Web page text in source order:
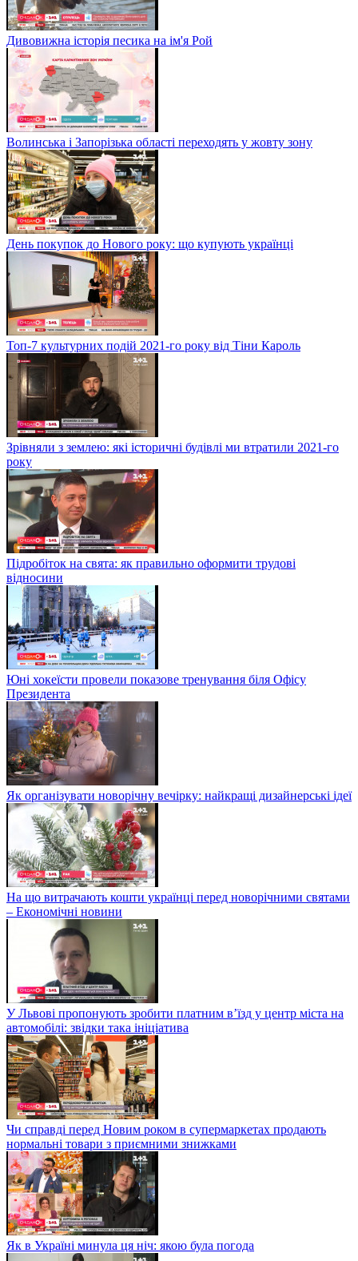
Дивовижна історія песика на ім'я Рой
Волинська і Запорізька області переходять у жовту зону
День покупок до Нового року: що купують українці
Топ-7 культурних подій 2021-го року від Тіни Кароль
Зрівняли з землею: які історичні будівлі ми втратили 2021-го
року
Підробіток на свята: як правильно оформити трудові
відносини
Юні хокеїсти провели показове тренування біля Офісу
Президента
Як організувати новорічну вечірку: найкращі дизайнерські ідеї
На що витрачають кошти українці перед новорічними святами
– Економічні новини
У Львові пропонують зробити платним в’їзд у центр міста на
автомобілі: звідки така ініціатива
Чи справді перед Новим роком в супермаркетах продають
нормальні товари з приємними знижками
Як в Україні минула ця ніч: якою була погода